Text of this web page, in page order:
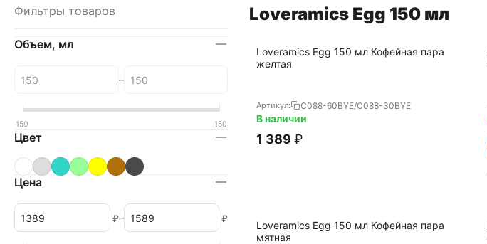
Loveramics Egg 150 мл
Loveramics Egg 150 мл Кофейная пара
желтая
Артикул: C088-60BYE/C088-30BYE
В наличии
1 389 ₽
Loveramics Egg 150 мл Кофейная пара
мятная
Фильтры товаров
Объем, мл
–
150 150
Цвет
Цена
₽– ₽